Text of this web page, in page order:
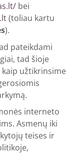
bei
(toliau kartu
).
pateikdami
tad šioje
užtikrinsime
interneto
Asmenų iki
teises ir